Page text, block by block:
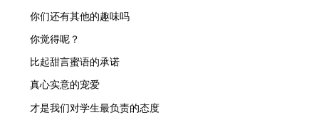
你们还有其他的趣味吗
你觉得呢？
比起甜言蜜语的承诺
真心实意的宠爱
才是我们对学生最负责的态度